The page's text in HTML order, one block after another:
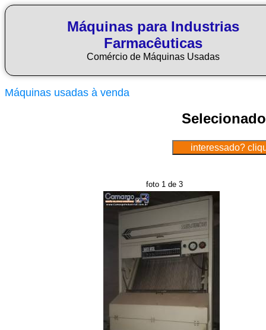
Máquinas para Industrias
Farmacêuticas
Comércio de Máquinas Usadas
Máquinas usadas à venda
foto 1 de 3